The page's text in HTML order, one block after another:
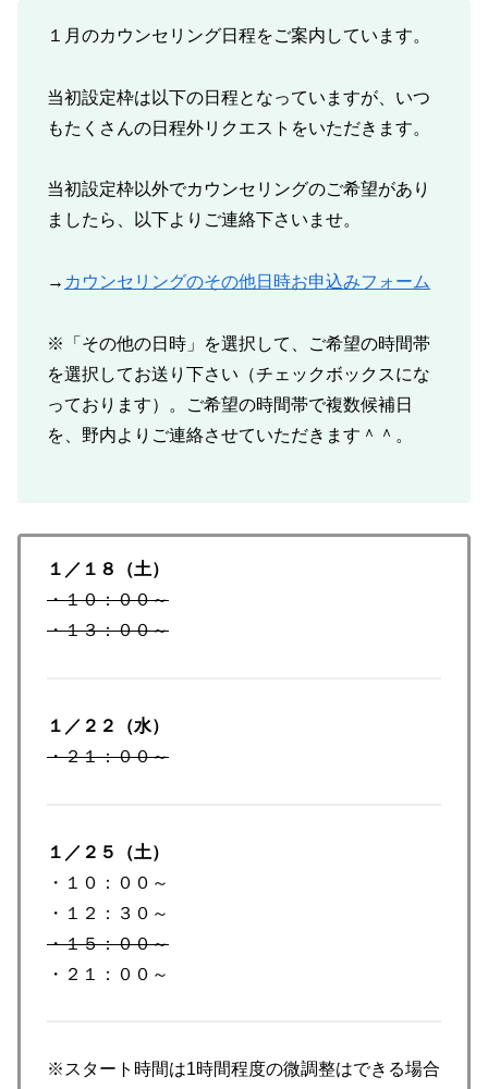
１月のカウンセリング日程をご案内しています。
当初設定枠は以下の日程となっていますが、いつ
もたくさんの日程外リクエストをいただきます。
当初設定枠以外でカウンセリングのご希望があり
ましたら、以下よりご連絡下さいませ。
→ カウンセリングのその他日時お申込みフォーム
※「その他の日時」を選択して、ご希望の時間帯
を選択してお送り下さい（チェックボックスにな
っております）。ご希望の時間帯で複数候補日
を、野内よりご連絡させていただきます＾＾。
１／１８（土）
・１０：００～
・１３：００～
１／２２（水）
・２１：００～
１／２５（土）
・１０：００～
・１２：３０～
・１５：００～
・２１：００～
※スタート時間は1時間程度の微調整はできる場合